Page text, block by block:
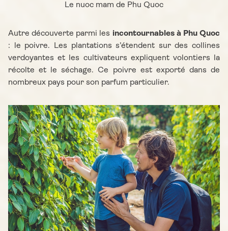
Le nuoc mam de Phu Quoc
Autre découverte parmi les incontournables à Phu Quoc
: le poivre. Les plantations s’étendent sur des collines
verdoyantes et les cultivateurs expliquent volontiers la
récolte et le séchage. Ce poivre est exporté dans de
nombreux pays pour son parfum particulier.